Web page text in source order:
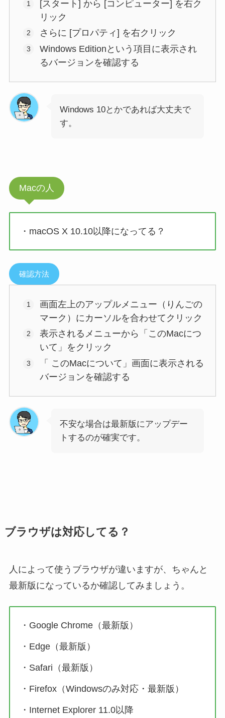
[スタート] から [コンピューター] を右ク
リック
さらに [プロパティ] を右クリック
Windows Editionという項目に表示され
るバージョンを確認する
Windows 10とかであれば大丈夫で
す。
Macの人
・macOS X 10.10以降になってる？
確認方法
画面左上のアップルメニュー（りんごの
マーク）にカーソルを合わせてクリック
表示されるメニューから「このMacにつ
いて」をクリック
「 このMacについて」画面に表示される
バージョンを確認する
不安な場合は最新版にアップデー
トするのが確実です。
ブラウザは対応してる？
人によって使うブラウザが違いますが、ちゃんと
最新版になっているか確認してみましょう。
・Google Chrome（最新版）
・Edge（最新版）
・Safari（最新版）
・Firefox（Windowsのみ対応・最新版）
・Internet Explorer 11.0以降